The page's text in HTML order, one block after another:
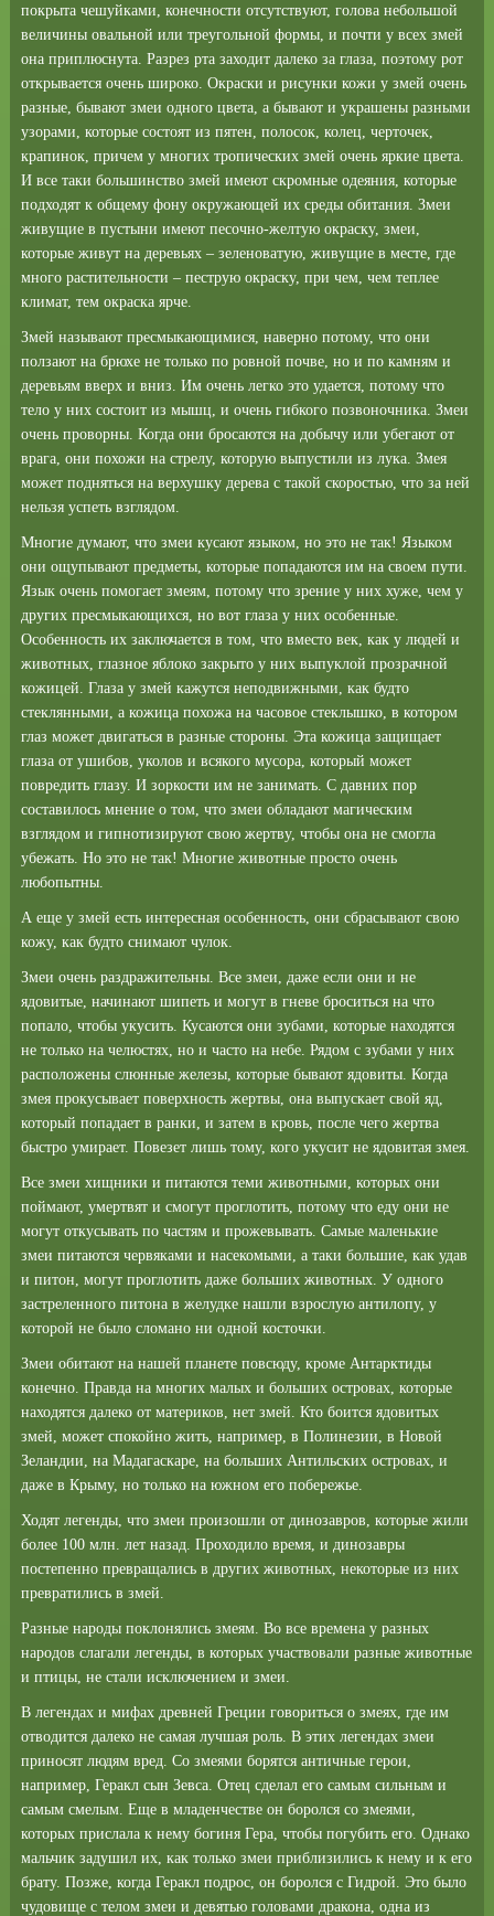
покрыта чешуйками, конечности отсутствуют, голова небольшой
величины овальной или треугольной формы, и почти у всех змей
она приплюснута. Разрез рта заходит далеко за глаза, поэтому рот
открывается очень широко. Окраски и рисунки кожи у змей очень
разные, бывают змеи одного цвета, а бывают и украшены разными
узорами, которые состоят из пятен, полосок, колец, черточек,
крапинок, причем у многих тропических змей очень яркие цвета.
И все таки большинство змей имеют скромные одеяния, которые
подходят к общему фону окружающей их среды обитания. Змеи
живущие в пустыни имеют песочно-желтую окраску, змеи,
которые живут на деревьях – зеленоватую, живущие в месте, где
много растительности – пеструю окраску, при чем, чем теплее
климат, тем окраска ярче.
Змей называют пресмыкающимися, наверно потому, что они
ползают на брюхе не только по ровной почве, но и по камням и
деревьям вверх и вниз. Им очень легко это удается, потому что
тело у них состоит из мышц, и очень гибкого позвоночника. Змеи
очень проворны. Когда они бросаются на добычу или убегают от
врага, они похожи на стрелу, которую выпустили из лука. Змея
может подняться на верхушку дерева с такой скоростью, что за ней
нельзя успеть взглядом.
Многие думают, что змеи кусают языком, но это не так! Языком
они ощупывают предметы, которые попадаются им на своем пути.
Язык очень помогает змеям, потому что зрение у них хуже, чем у
других пресмыкающихся, но вот глаза у них особенные.
Особенность их заключается в том, что вместо век, как у людей и
животных, глазное яблоко закрыто у них выпуклой прозрачной
кожицей. Глаза у змей кажутся неподвижными, как будто
стеклянными, а кожица похожа на часовое стеклышко, в котором
глаз может двигаться в разные стороны. Эта кожица защищает
глаза от ушибов, уколов и всякого мусора, который может
повредить глазу. И зоркости им не занимать. С давних пор
составилось мнение о том, что змеи обладают магическим
взглядом и гипнотизируют свою жертву, чтобы она не смогла
убежать. Но это не так! Многие животные просто очень
любопытны.
А еще у змей есть интересная особенность, они сбрасывают свою
кожу, как будто снимают чулок.
Змеи очень раздражительны. Все змеи, даже если они и не
ядовитые, начинают шипеть и могут в гневе броситься на что
попало, чтобы укусить. Кусаются они зубами, которые находятся
не только на челюстях, но и часто на небе. Рядом с зубами у них
расположены слюнные железы, которые бывают ядовиты. Когда
змея прокусывает поверхность жертвы, она выпускает свой яд,
который попадает в ранки, и затем в кровь, после чего жертва
быстро умирает. Повезет лишь тому, кого укусит не ядовитая змея.
Все змеи хищники и питаются теми животными, которых они
поймают, умертвят и смогут проглотить, потому что еду они не
могут откусывать по частям и прожевывать. Самые маленькие
змеи питаются червяками и насекомыми, а таки большие, как удав
и питон, могут проглотить даже больших животных. У одного
застреленного питона в желудке нашли взрослую антилопу, у
которой не было сломано ни одной косточки.
Змеи обитают на нашей планете повсюду, кроме Антарктиды
конечно. Правда на многих малых и больших островах, которые
находятся далеко от материков, нет змей. Кто боится ядовитых
змей, может спокойно жить, например, в Полинезии, в Новой
Зеландии, на Мадагаскаре, на больших Антильских островах, и
даже в Крыму, но только на южном его побережье.
Ходят легенды, что змеи произошли от динозавров, которые жили
более 100 млн. лет назад. Проходило время, и динозавры
постепенно превращались в других животных, некоторые из них
превратились в змей.
Разные народы поклонялись змеям. Во все времена у разных
народов слагали легенды, в которых участвовали разные животные
и птицы, не стали исключением и змеи.
В легендах и мифах древней Греции говориться о змеях, где им
отводится далеко не самая лучшая роль. В этих легендах змеи
приносят людям вред. Со змеями борятся античные герои,
например, Геракл сын Зевса. Отец сделал его самым сильным и
самым смелым. Еще в младенчестве он боролся со змеями,
которых прислала к нему богиня Гера, чтобы погубить его. Однако
мальчик задушил их, как только змеи приблизились к нему и к его
брату. Позже, когда Геракл подрос, он боролся с Гидрой. Это было
чудовище с телом змеи и девятью головами дракона, одна из